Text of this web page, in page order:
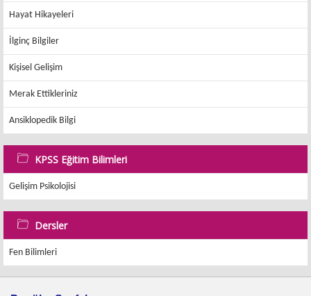
Hayat Hikayeleri
İlginç Bilgiler
Kişisel Gelişim
Merak Ettikleriniz
Ansiklopedik Bilgi
KPSS Eğitim Bilimleri
Gelişim Psikolojisi
Dersler
Fen Bilimleri